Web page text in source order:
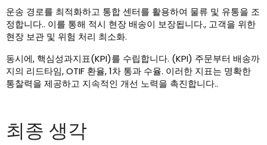
운송 경로를 최적화하고 통합 센터를 활용하여 물류 및 유통을 조
정합니다.. 이를 통해 적시 현장 배송이 보장됩니다., 고객을 위한
현장 보관 및 위험 처리 최소화.
동시에, 핵심성과지표(KPI)를 수립합니다. (KPI) 주문부터 배송까
지의 리드타임, OTIF 환율, 1차 통과 수율. 이러한 지표는 명확한
통찰력을 제공하고 지속적인 개선 노력을 촉진합니다..
최종 생각